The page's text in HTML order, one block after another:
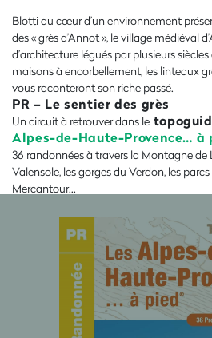
Blotti au cœur d’un environnement
des « grès d’Annot », le village médiéval
d’architecture légués par plusieurs siècles
maisons à encorbellement, les linteaux
vous raconteront son riche passé.
PR – Le sentier des grès
Un circuit à retrouver dans le
Alpes-de-Haute-Provence… à
36 randonnées à travers la Montagne de
Valensole, les gorges du Verdon, les
Mercantour…